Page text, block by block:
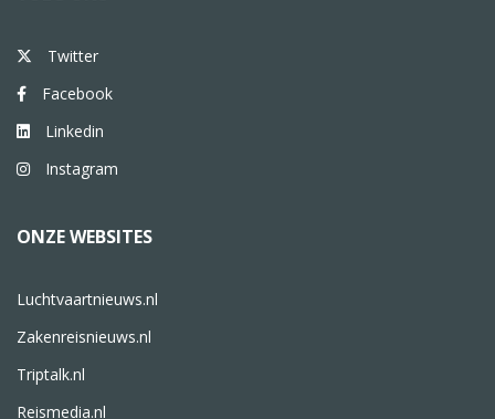
Twitter
Facebook
Linkedin
Instagram
ONZE WEBSITES
Luchtvaartnieuws.nl
Zakenreisnieuws.nl
Triptalk.nl
Reismedia.nl